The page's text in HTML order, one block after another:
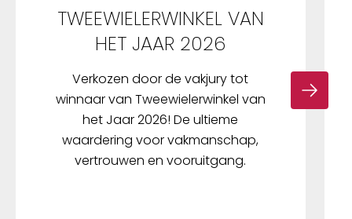
TWEEWIELERWINKEL VAN
HET JAAR 2026
Verkozen door de vakjury tot
winnaar van Tweewielerwinkel van
het Jaar 2026! De ultieme
waardering voor vakmanschap,
vertrouwen en vooruitgang.